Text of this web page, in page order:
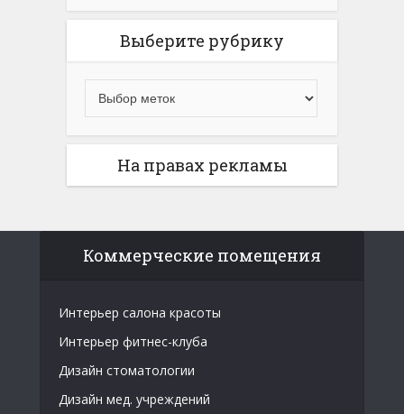
Выберите рубрику
На правах рекламы
Коммерческие помещения
Интерьер салона красоты
Интерьер фитнес-клуба
Дизайн стоматологии
Дизайн мед. учреждений